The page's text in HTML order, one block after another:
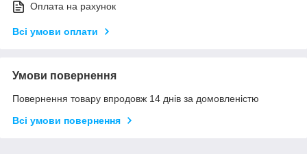
Оплата на рахунок
Всі умови оплати
Умови повернення
Повернення товару впродовж 14 днів за домовленістю
Всі умови повернення